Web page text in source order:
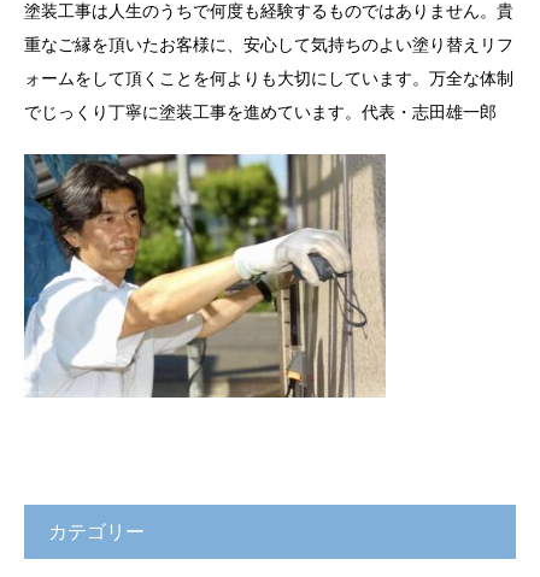
塗装工事は人生のうちで何度も経験するものではありません。貴
重なご縁を頂いたお客様に、安心して気持ちのよい塗り替えリフ
ォームをして頂くことを何よりも大切にしています。万全な体制
でじっくり丁寧に塗装工事を進めています。代表・志田雄一郎
カテゴリー